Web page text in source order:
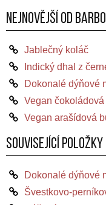
Nejnovější od
Jablečný koláč
Indický dhal z
Dokonalé dýňové
Vegan
Vegan arašídová
Související
Dokonalé dýňové
Švestkovo-